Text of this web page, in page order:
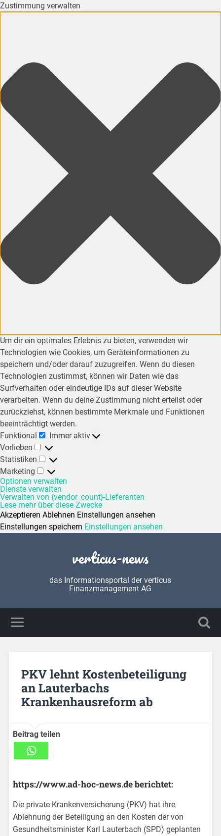
Zustimmung verwalten
Um dir ein optimales Erlebnis zu bieten, verwenden wir
Technologien wie Cookies, um Geräteinformationen zu
speichern und/oder darauf zuzugreifen. Wenn du diesen
Technologien zustimmst, können wir Daten wie das
Surfverhalten oder eindeutige IDs auf dieser Website
verarbeiten. Wenn du deine Zustimmung nicht erteilst oder
zurückziehst, können bestimmte Merkmale und Funktionen
beeinträchtigt werden.
Funktional
Immer aktiv
Vorlieben
Statistiken
Marketing
Optionen verwalten
Dienste verwalten
Verwalten von {vendor_count}-Lieferanten
Lese mehr über diese Zwecke
Akzeptieren Ablehnen Einstellungen ansehen
Einstellungen speichern Einstellungen ansehen
verticus-news
das Informationsportal der verticus
Finanzmanagement AG
PKV lehnt Kostenbeteiligung
an Lauterbachs
Krankenhausreform ab
Beitrag teilen
https://www.ad-hoc-news.de berichtet:
Die private Krankenversicherung (PKV) hat ihre
Ablehnung der Beteiligung an den Kosten der von
Gesundheitsminister Karl Lauterbach (SPD) geplanten